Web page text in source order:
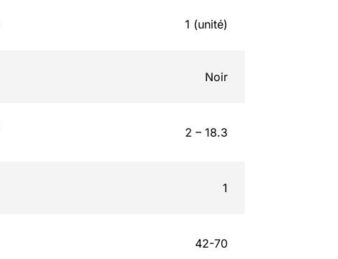
1 (unité)
Noir
2 – 18.3
1
42-70